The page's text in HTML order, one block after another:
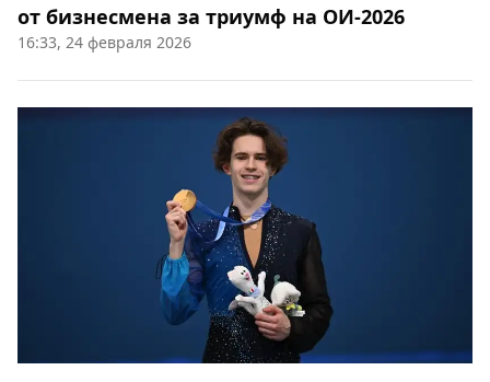
от бизнесмена за триумф на ОИ-2026
16:33, 24 февраля 2026